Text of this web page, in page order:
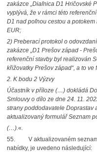
zakázce „Diaľnica D1 Hričovské
vyplývá, že v rámci této
D1 nad poľnou cestou a
EUR;
2) Preberací protokol o
zakázce „D1 Prešov západ -
referenční stavby byl realizován
křižovatky Prešov západ“, a to
2. K bodu 2 Výzvy
Účastník v příloze (…) dokládá
Smlouvy o dílo ze dne 24. 11.
strany poddodavatele Doprastav
aktualizovaný formulář Seznam
(…).«.
55. V aktualizovaném
nabídky, je uvedeno následující: